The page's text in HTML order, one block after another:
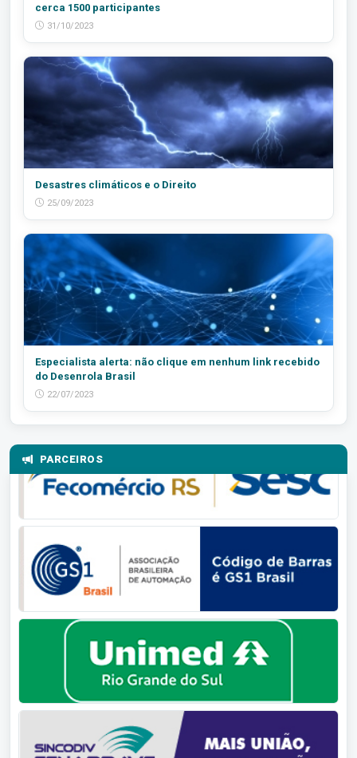
cerca 1500 participantes
31/10/2023
Desastres climáticos e o Direito
25/09/2023
Especialista alerta: não clique em nenhum link recebido
do Desenrola Brasil
22/07/2023
PARCEIROS